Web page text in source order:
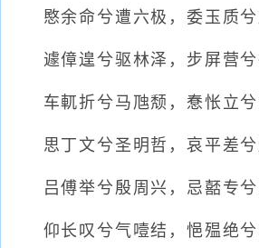
愍余命兮遭六极，委玉质兮
遽傽遑兮驱林泽，步屏营兮
车軏折兮马虺颓，惷怅立兮
思丁文兮圣明哲，哀平差兮
吕傅举兮殷周兴，忌嚭专兮
仰长叹兮气噎结，悒殟绝兮